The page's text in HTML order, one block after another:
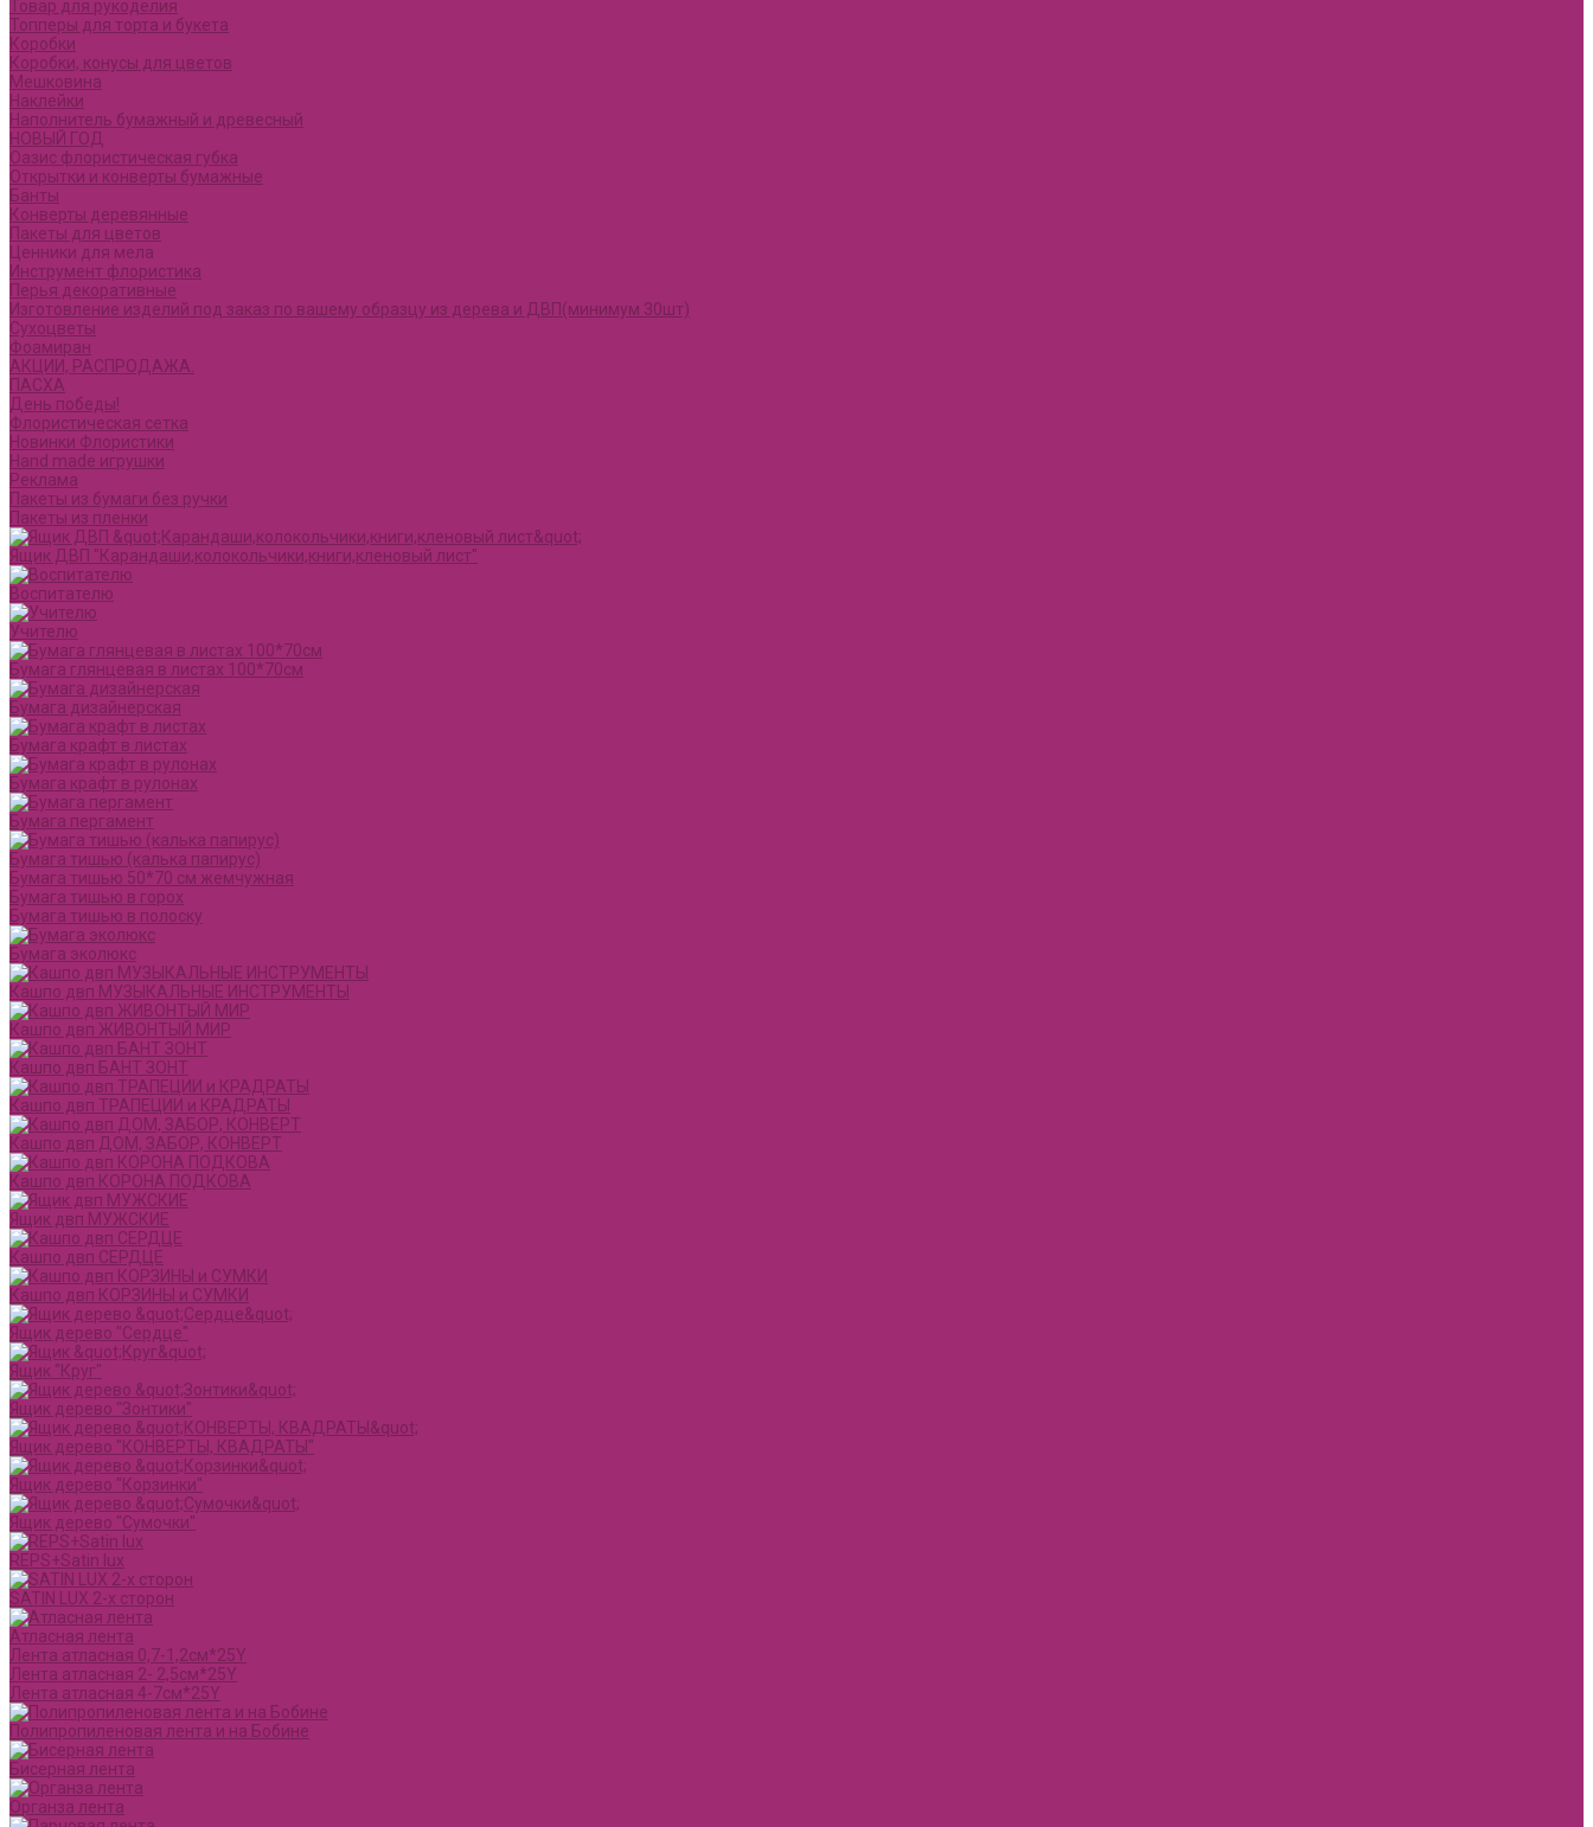
Товар для рукоделия
Топперы для торта и букета
Коробки
Коробки, конусы для цветов
Мешковина
Наклейки
Наполнитель бумажный и древесный
НОВЫЙ ГОД
Оазис флористическая губка
Открытки и конверты бумажные
Банты
Конверты деревянные
Пакеты для цветов
Ценники для мела
Инструмент флористика
Перья декоративные
Изготовление изделий под заказ по вашему образцу из дерева и ДВП(минимум 30шт)
Сухоцветы
Фоамиран
АКЦИИ, РАСПРОДАЖА.
ПАСХА
День победы!
Флористическая сетка
Новинки Флористики
Hand made игрушки
Реклама
Пакеты из бумаги без ручки
Пакеты из пленки
Ящик ДВП "Карандаши,колокольчики,книги,кленовый лист"
Воспитателю
Учителю
Бумага глянцевая в листах 100*70см
Бумага дизайнерская
Бумага крафт в листах
Бумага крафт в рулонах
Бумага пергамент
Бумага тишью (калька папирус)
Бумага тишью 50*70 см жемчужная
Бумага тишью в горох
Бумага тишью в полоску
Бумага эколюкс
Кашпо двп МУЗЫКАЛЬНЫЕ ИНСТРУМЕНТЫ
Кашпо двп ЖИВОНТЫЙ МИР
Кашпо двп БАНТ ЗОНТ
Кашпо двп ТРАПЕЦИИ и КРАДРАТЫ
Кашпо двп ДОМ, ЗАБОР, КОНВЕРТ
Кашпо двп КОРОНА ПОДКОВА
Ящик двп МУЖСКИЕ
Кашпо двп СЕРДЦЕ
Кашпо двп КОРЗИНЫ и СУМКИ
Ящик дерево "Сердце"
Ящик "Круг"
Ящик дерево "Зонтики"
Ящик дерево "КОНВЕРТЫ, КВАДРАТЫ"
Ящик дерево "Корзинки"
Ящик дерево "Сумочки"
REPS+Satin lux
SATIN LUX 2-х сторон
Атласная лента
Лента атласная 0,7-1,2см*25Y
Лента атласная 2- 2,5см*25Y
Лента атласная 4-7см*25Y
Полипропиленовая лента и на Бобине
Бисерная лента
Органза лента